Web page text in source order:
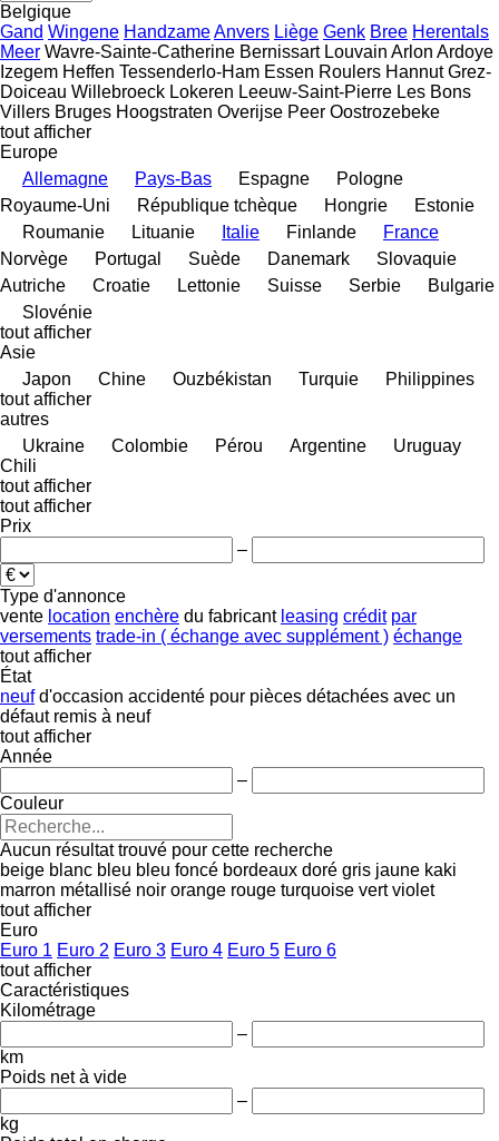
Belgique
Gand Wingene HandzameAnvers Liège Genk Bree Herentals
Meer Wavre-Sainte-Catherine Bernissart Louvain Arlon Ardoye
Izegem Heffen Tessenderlo-Ham Essen Roulers Hannut Grez-
Doiceau Willebroeck Lokeren Leeuw-Saint-Pierre Les Bons
Villers Bruges Hoogstraten Overijse Peer Oostrozebeke
tout afficher
Europe
Allemagne
Pays-Bas Espagne
Pologne
Royaume-Uni
République tchèque Hongrie
Estonie
Roumanie
Lituanie Italie Finlande
France
Norvège
Portugal Suède Danemark
Slovaquie
Autriche
Croatie Lettonie Suisse Serbie
Bulgarie
Slovénie
tout afficher
Asie
Japon
Chine Ouzbékistan Turquie
Philippines
tout afficher
autres
Ukraine
Colombie Pérou Argentine
Uruguay
Chili
tout afficher
tout afficher
Prix
–
Type d'annonce
vente location enchère du fabricant leasing crédit par
versements trade-in ( échange avec supplément ) échange
tout afficher
État
neuf d'occasion accidenté pour pièces détachées avec un
défaut remis à neuf
tout afficher
Année
–
Couleur
Aucun résultat trouvé pour cette recherche
beige blanc bleu bleu foncé bordeaux doré gris jaune kaki
marron métallisé noir orange rouge turquoise vert violet
tout afficher
Euro
Euro 1 Euro 2 Euro 3 Euro 4 Euro 5 Euro 6
tout afficher
Caractéristiques
Kilométrage
–
km
Poids net à vide
–
kg